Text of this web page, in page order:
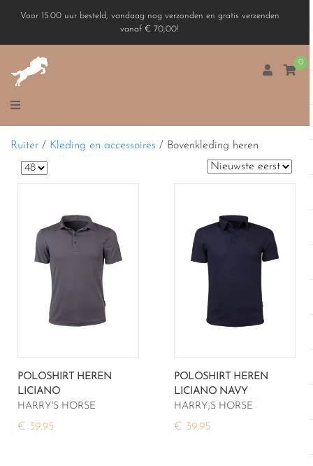
Voor 15.00 uur besteld, vandaag nog verzonden en gratis verzenden
vanaf € 70,00!
0
Ruiter / Kleding en accessoires / Bovenkleding heren
POLOSHIRT HEREN
LICIANO
HARRY'S HORSE
€ 39,95
POLOSHIRT HEREN
LICIANO NAVY
HARRY;S HORSE
€ 39,95